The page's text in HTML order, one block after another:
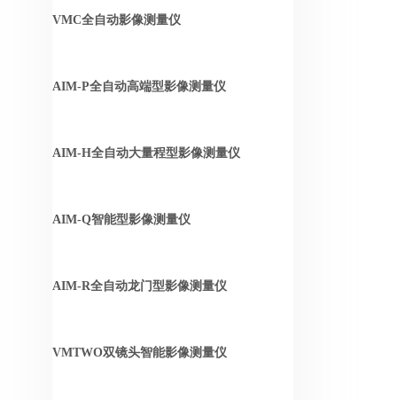
VMC全自动影像测量仪
AIM-P全自动高端型影像测量仪
AIM-H全自动大量程型影像测量仪
AIM-Q智能型影像测量仪
AIM-R全自动龙门型影像测量仪
VMTWO双镜头智能影像测量仪